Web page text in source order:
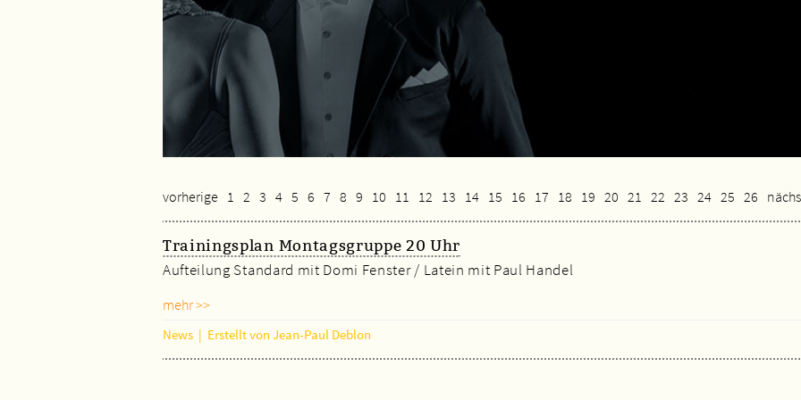
vorherige 1 2 3 4 5 6 7 8 9 10 11 12 13 14 15 16 17 18 19 20 21 22 23 24 25 26
Trainingsplan Montagsgruppe 20 Uhr
Aufteilung Standard mit Domi Fenster / Latein mit Paul Handel
mehr >>
News | Erstellt von Jean-Paul Deblon